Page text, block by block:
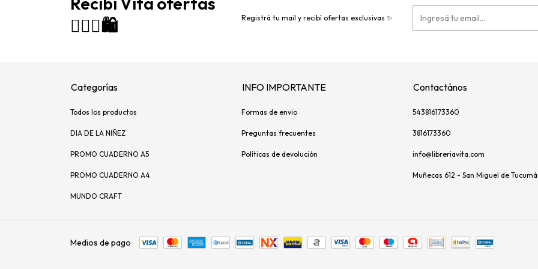
🙋🏻‍♀️🛍️
Registrá tu mail y recibí ofertas exclusivas ✨
Categorías
Todos los productos
DIA DE LA NIÑEZ
PROMO CUADERNO A5
PROMO CUADERNO A4
MUNDO CRAFT
INFO IMPORTANTE
Formas de envio
Preguntas frecuentes
Políticas de devolución
Contactános
543816173360
3816173360
info@libreriavita.com
Muñecas 612 - San Miguel de
Medios de pago